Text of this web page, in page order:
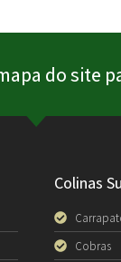
do site
Colinas
Cobras